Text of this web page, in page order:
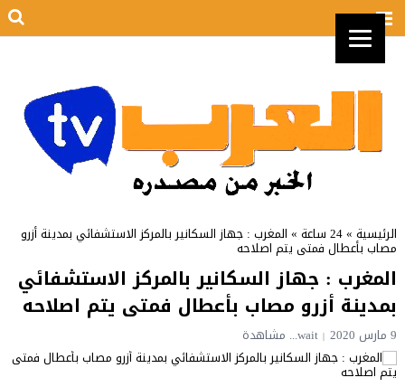
الرئيسية »24 ساعة »المغرب : جهاز السكانير بالمركز الاستشفائي بمدينة أزرو
مصاب بأعطال فمتى يتم اصلاحه
المغرب : جهاز السكانير بالمركز الاستشفائي
بمدينة أزرو مصاب بأعطال فمتى يتم اصلاحه
9 مارس 2020 wait... مشاهدة